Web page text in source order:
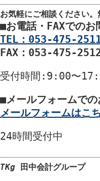
お気軽にご相談ください。
■お電話・FAXでのお
TEL：053-475-
FAX：053-475-
受付時間 :9:00〜
■メールフォームで
メールフォームはこ
24時間受付中
TKg 田中会計グループ